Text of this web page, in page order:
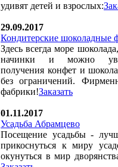
удивят детей и взрослых:
29.09.2017
Кондитерские шоколадные
Здесь всегда море
начинки и можно
получения конфет и
без ограничений.
фабрики!Заказать
01.11.2017
Усадьба Абрамцево
Посещение усадьбы -
прикоснуться к миру
окунуться в мир